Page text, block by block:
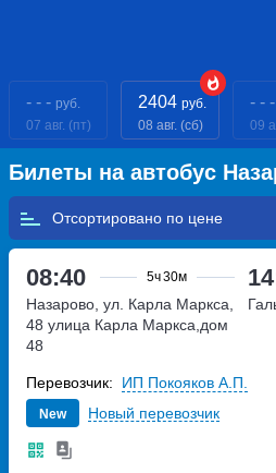
- - - руб.
07 авг. (пт)
2404 руб.
08 авг. (сб)
- - -
09
Билеты на автобус
Отсортировано по
08:40 5ч30м
Назарово, ул. Карла Маркса,
48 улица Карла Маркса,дом
48
New Новый перевозчик
Перевозчик: ИП Покояков А.П.